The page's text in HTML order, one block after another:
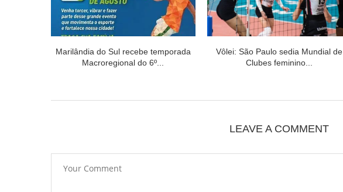
Marilândia do Sul recebe temporada
Macroregional do 6º...
Vôlei: São Paulo sedia Mundial de
Clubes feminino...
LEAVE A COMMENT